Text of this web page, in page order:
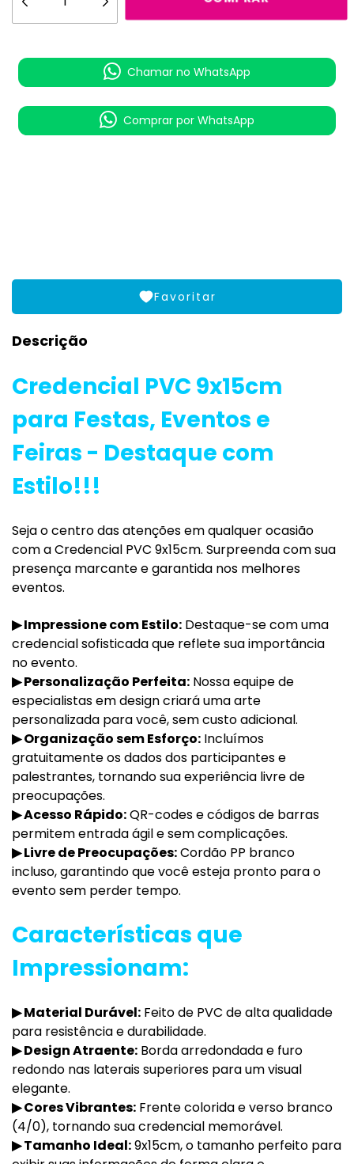
Chamar no WhatsApp
Comprar por WhatsApp
Favoritar
Descrição
Credencial PVC 9x15cm
para Festas, Eventos e
Feiras - Destaque com
Estilo!!!
Seja o centro das atenções em qualquer ocasião
com a Credencial PVC 9x15cm. Surpreenda com sua
presença marcante e garantida nos melhores
eventos.
▶Impressione com Estilo: Destaque-se com uma
credencial sofisticada que reflete sua importância
no evento.
▶Personalização Perfeita: Nossa equipe de
especialistas em design criará uma arte
personalizada para você, sem custo adicional.
▶Organização sem Esforço: Incluímos
gratuitamente os dados dos participantes e
palestrantes, tornando sua experiência livre de
preocupações.
▶Acesso Rápido:QR-codes e códigos de barras
permitem entrada ágil e sem complicações.
▶Livre de Preocupações:Cordão PP branco
incluso, garantindo que você esteja pronto para o
evento sem perder tempo.
Características que
Impressionam:
▶Material Durável: Feito de PVC de alta qualidade
para resistência e durabilidade.
▶Design Atraente: Borda arredondada e furo
redondo nas laterais superiores para um visual
elegante.
▶Cores Vibrantes: Frente colorida e verso branco
(4/0), tornando sua credencial memorável.
▶Tamanho Ideal:9x15cm, o tamanho perfeito para